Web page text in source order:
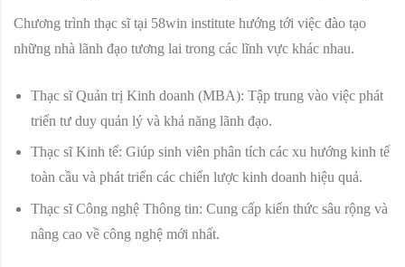
Chương trình thạc sĩ tại 58win institute hướng tới việc đào tạo
những nhà lãnh đạo tương lai trong các lĩnh vực khác nhau.
Thạc sĩ Quản trị Kinh doanh (MBA): Tập trung vào việc phát
triển tư duy quản lý và khả năng lãnh đạo.
Thạc sĩ Kinh tế: Giúp sinh viên phân tích các xu hướng kinh tế
toàn cầu và phát triển các chiến lược kinh doanh hiệu quả.
Thạc sĩ Công nghệ Thông tin: Cung cấp kiến thức sâu rộng và
nâng cao về công nghệ mới nhất.